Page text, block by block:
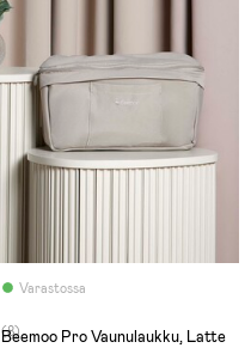
Varastossa
(8)
Beemoo Pro Vaunulaukku, Latte